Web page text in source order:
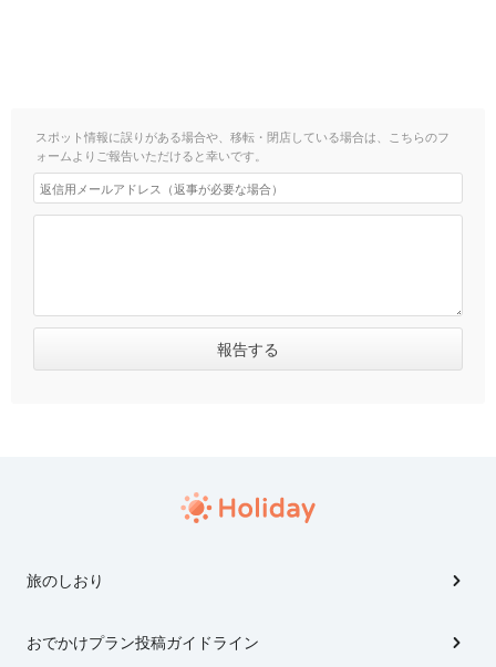
スポット情報に誤りがある場合や、移転・閉店している場合は、こちらのフ
ォームよりご報告いただけると幸いです。
旅のしおり
おでかけプラン投稿ガイドライン